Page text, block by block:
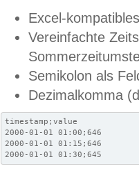
Excel-
Vereinfachte
Semikolon als
Dezimalkomma
timestamp;value
2000-01-01 01:00;646
2000-01-01 01:15;646
2000-01-01 01:30;645